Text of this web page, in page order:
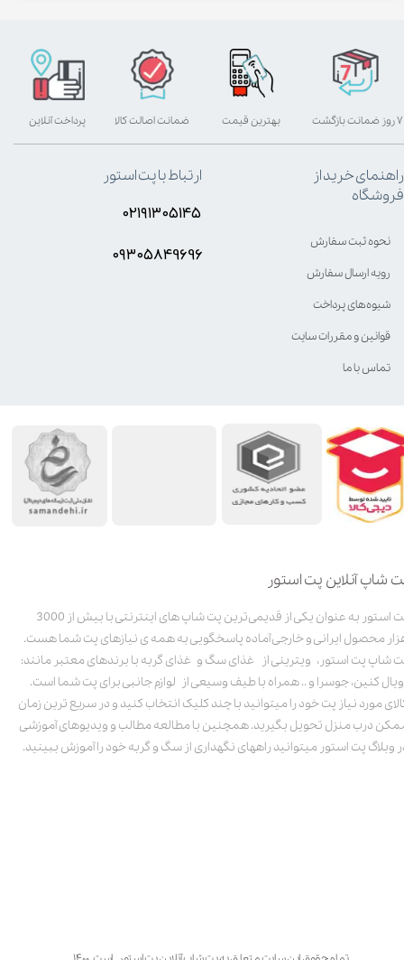
شاپ آنلاین پت استور
پت استور به عنوان یکی از قدیمی‌ترین پت شاپ های اینترنتی با بیش از 3000
محصول ایرانی و خارجی آماده پاسخگویی به همه ی نیازهای پت شما هست.
شاپ پت استور، ویترینی از غذای سگ و غذای گربه با برندهای معتبر مانند:
کنین، جوسرا و .. همراه با طیف وسیعی از لوازم جانبی برای پت شما است.
مورد نیاز پت خود را میتوانید با چند کلیک انتخاب کنید و در سریع ترین زمان
درب منزل تحویل بگیرید. همچنین با مطالعه مطالب و ویدیوهای آموزشی
وبلاگ پت استور میتوانید راههای نگهداری از سگ و گربه خود را آموزش ببینید.
بهترین قیمت پرداخت آنلاین ۷ روز ضمانت بازگشت ضمانت اصالت کالا
راهنمای خرید از
فروشگاه
نحوه ثبت سفارش
رویه ارسال سفارش
شیوه‌های پرداخت
قوانین و مقررات سایت
تماس با ما
ارتباط با پت استور
۰۲۱۹۱۳۰۵۱۴۵
۰۹۳۰۵8۴9696